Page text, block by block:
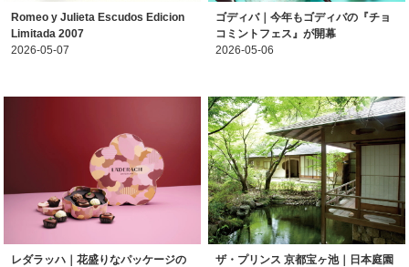
Romeo y Julieta Escudos Edicion
Limitada 2007
2026-05-07
ゴディバ｜今年もゴディバの『チョ
コミントフェス』が開幕
2026-05-06
レダラッハ｜花盛りなパッケージの
ザ・プリンス 京都宝ヶ池｜日本庭園